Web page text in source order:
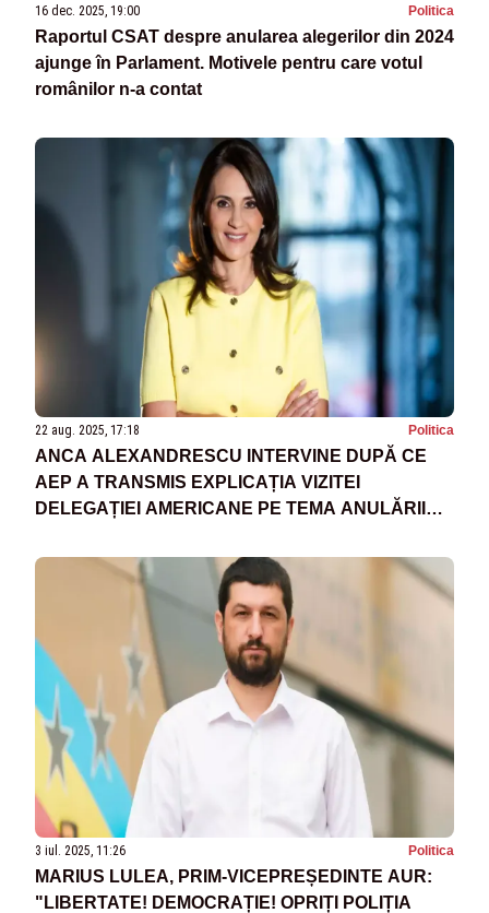
16 dec. 2025, 19:00 Politica
Raportul CSAT despre anularea alegerilor din 2024
ajunge în Parlament. Motivele pentru care votul
românilor n-a contat
22 aug. 2025, 17:18 Politica
ANCA ALEXANDRESCU INTERVINE DUPĂ CE
AEP A TRANSMIS EXPLICAȚIA VIZITEI
DELEGAȚIEI AMERICANE PE TEMA ANULĂRII
UZUALĂ, DE CE NU AU DAT COMUNICAT EI?”
3 iul. 2025, 11:26 Politica
MARIUS LULEA, PRIM-VICEPREȘEDINTE AUR:
"LIBERTATE! DEMOCRAȚIE! OPRIȚI POLIȚIA